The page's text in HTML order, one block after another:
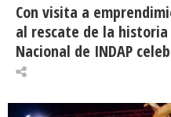
Con visita a
al rescate de la
Nacional de INDAP